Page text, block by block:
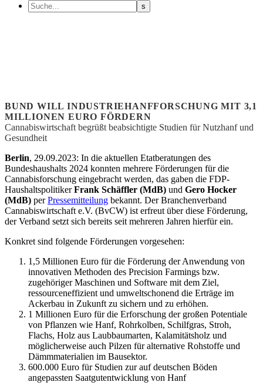
BUND WILL INDUSTRIEHANFFORSCHUNG MIT 3,1
MILLIONEN EURO FÖRDERN
Cannabiswirtschaft begrüßt beabsichtigte Studien für Nutzhanf und
Gesundheit
Berlin, 29.09.2023: In die aktuellen Etatberatungen des
Bundeshaushalts 2024 konnten mehrere Förderungen für die
Cannabisforschung eingebracht werden, das gaben die FDP-
HaushaltspolitikerFrank Schäffler (MdB) und Gero Hocker
(MdB) perPressemitteilung bekannt. Der Branchenverband
Cannabiswirtschaft e.V. (BvCW) ist erfreut über diese Förderung,
der Verband setzt sich bereits seit mehreren Jahren hierfür ein.
Konkret sind folgende Förderungen vorgesehen:
1,5 Millionen Euro für die Förderung der Anwendung von
innovativen Methoden des Precision Farmings bzw.
zugehöriger Maschinen und Software mit dem Ziel,
ressourceneffizient und umweltschonend die Erträge im
Ackerbau in Zukunft zu sichern und zu erhöhen.
1 Millionen Euro für die Erforschung der großen Potentiale
von Pflanzen wie Hanf, Rohrkolben, Schilfgras, Stroh,
Flachs, Holz aus Laubbaumarten, Kalamitätsholz und
möglicherweise auch Pilzen für alternative Rohstoffe und
Dämmmaterialien im Bausektor.
600.000 Euro für Studien zur auf deutschen Böden
angepassten Saatgutentwicklung von Hanf